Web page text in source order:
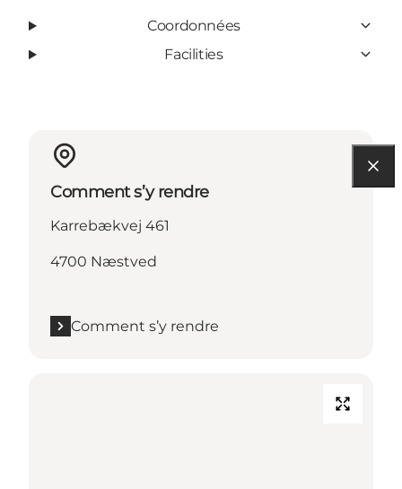
Coordonnées
Facilities
Comment s’y rendre
Karrebækvej 461
4700 Næstved
Comment s’y rendre